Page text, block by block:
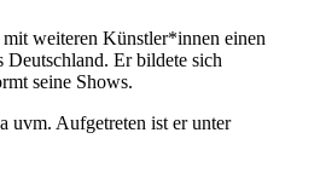
weiteren Künstler*innen einen
Er bildete sich
seine Shows.
uvm. Aufgetreten ist er unter